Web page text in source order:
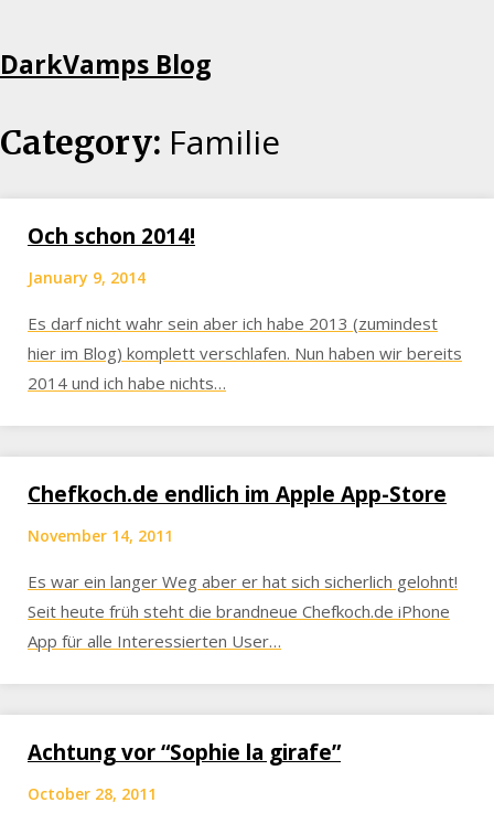
to
DarkVamps Blog
Category: Familie
Och schon 2014!
January 9, 2014
Es darf nicht wahr sein aber ich habe 2013 (zumindest
hier im Blog) komplett verschlafen. Nun haben wir bereits
2014 und ich habe nichts…
Chefkoch.de endlich im Apple App-Store
November 14, 2011
Es war ein langer Weg aber er hat sich sicherlich gelohnt!
Seit heute früh steht die brandneue Chefkoch.de iPhone
App für alle Interessierten User…
Achtung vor “Sophie la girafe”
October 28, 2011